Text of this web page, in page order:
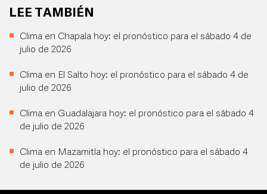
LEE TAMBIÉN
Clima en Chapala hoy: el pronóstico para el sábado 4 de
julio de 2026
Clima en El Salto hoy: el pronóstico para el sábado 4 de
julio de 2026
Clima en Guadalajara hoy: el pronóstico para el sábado 4
de julio de 2026
Clima en Mazamitla hoy: el pronóstico para el sábado 4
de julio de 2026